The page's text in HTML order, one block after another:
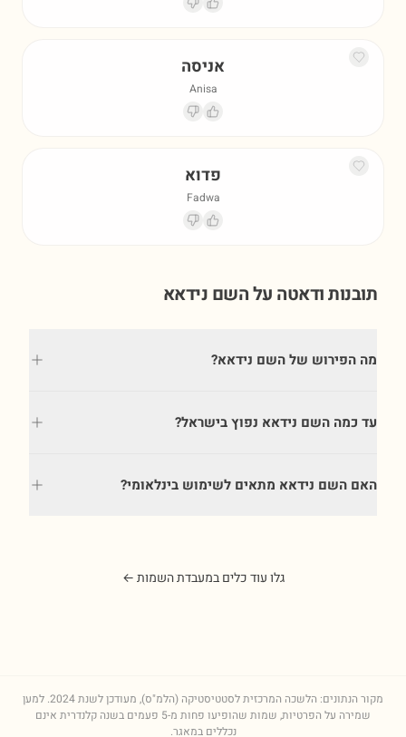
אניסה
Anisa
פדוא
Fadwa
תובנות ודאטה על השם נידאא
מה הפירוש של השם נידאא?
עד כמה השם נידאא נפוץ בישראל?
האם השם נידאא מתאים לשימוש בינלאומי?
גלו עוד כלים במעבדת השמות ←
מקור הנתונים: הלשכה המרכזית לסטטיסטיקה (הלמ"ס), מעודכן לשנת2024. למען
שמירה על הפרטיות, שמות שהופיעו פחות מ-5 פעמים בשנה קלנדרית אינם
נכללים במאגר.